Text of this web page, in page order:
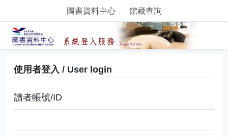
圖書資料中心 館藏查詢
使用者登入 / User login
讀者帳號/ID